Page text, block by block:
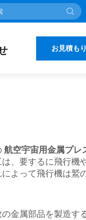
お見積も
航空宇宙用金属プレ
、要するに飛行機
よって飛行機は鷲
金属部品を製造す